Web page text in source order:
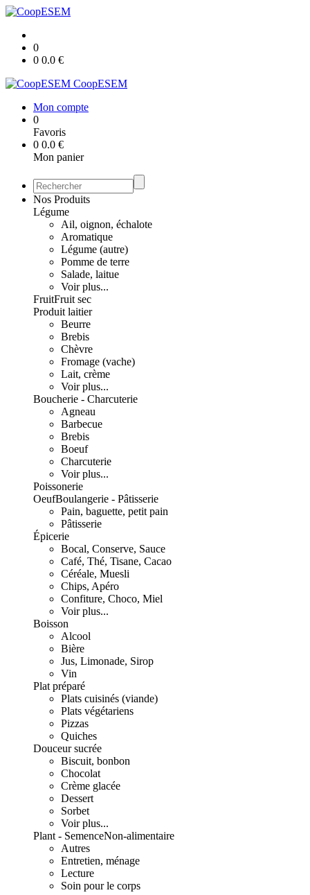
0
0 0.0 €
CoopESEM
Mon compte
0
Favoris
0 0.0 €
Mon panier
Nos Produits
Légume
Ail, oignon, échalote
Aromatique
Légume (autre)
Pomme de terre
Salade, laitue
Voir plus...
FruitFruit sec
Produit laitier
Beurre
Brebis
Chèvre
Fromage (vache)
Lait, crème
Voir plus...
Boucherie - Charcuterie
Agneau
Barbecue
Brebis
Boeuf
Charcuterie
Voir plus...
Poissonerie
OeufBoulangerie - Pâtisserie
Pain, baguette, petit pain
Pâtisserie
Épicerie
Bocal, Conserve, Sauce
Café, Thé, Tisane, Cacao
Céréale, Muesli
Chips, Apéro
Confiture, Choco, Miel
Voir plus...
Boisson
Alcool
Bière
Jus, Limonade, Sirop
Vin
Plat préparé
Plats cuisinés (viande)
Plats végétariens
Pizzas
Quiches
Douceur sucrée
Biscuit, bonbon
Chocolat
Crème glacée
Dessert
Sorbet
Voir plus...
Plant - SemenceNon-alimentaire
Autres
Entretien, ménage
Lecture
Soin pour le corps